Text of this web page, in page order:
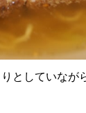
としていなが